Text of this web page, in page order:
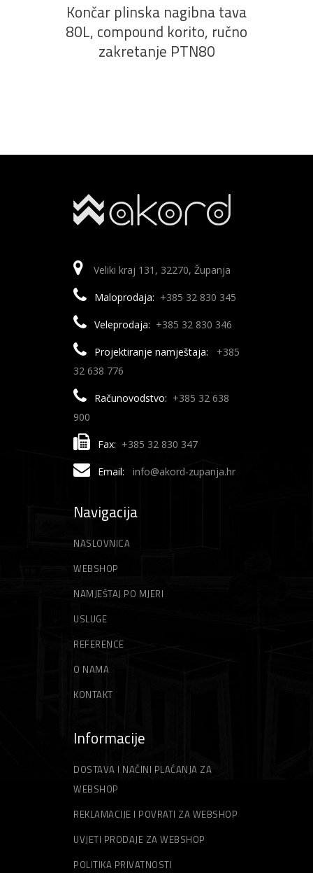
Končar plinska nagibna tava
80L, compound korito, ručno
zakretanje PTN80
Veliki kraj 131, 32270, Županja
Maloprodaja: +385 32 830 345
Veleprodaja: +385 32 830 346
Projektiranje namještaja:
+385
32 638 776
Računovodstvo: +385 32 638
900
Fax: +385 32 830 347
Email: info@akord-zupanja.hr
Navigacija
NASLOVNICA
WEBSHOP
NAMJEŠTAJ PO MJERI
USLUGE
REFERENCE
O NAMA
KONTAKT
Informacije
DOSTAVA I NAČINI PLAĆANJA ZA
WEBSHOP
REKLAMACIJE I POVRATI ZA WEBSHOP
UVJETI PRODAJE ZA WEBSHOP
POLITIKA PRIVATNOSTI